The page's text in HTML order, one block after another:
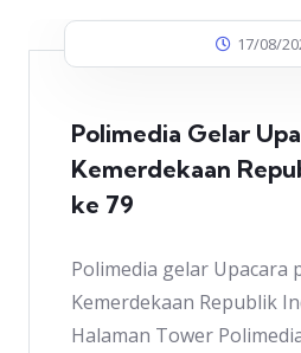
17/08/
Polimedia Gelar
Kemerdekaan
ke 79
Polimedia gelar Upacara
Kemerdekaan Republik
Halaman Tower